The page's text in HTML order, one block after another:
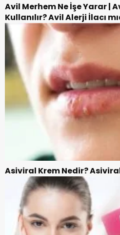
Avil Merhem Ne İşe Yarar |
Kullanılır? Avil Alerji İlacı
Asiviral Krem Nedir?